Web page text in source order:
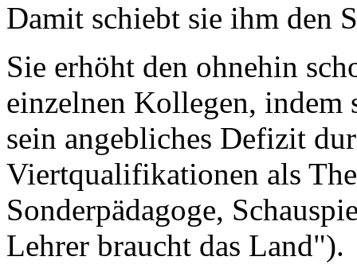
Damit schiebt sie ihm den
Sie erhöht den ohnehin
einzelnen Kollegen, indem
sein angebliches Defizit
Viertqualifikationen als
Sonderpädagoge,
Lehrer braucht das Land").